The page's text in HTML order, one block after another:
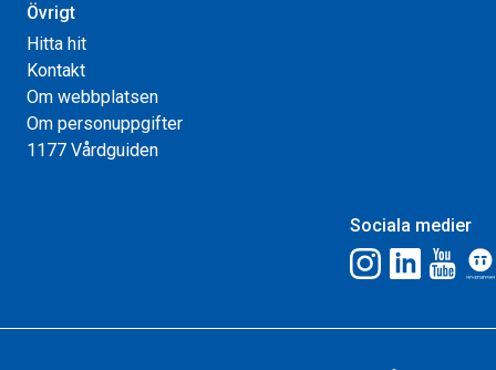
Övrigt
Hitta hit
Kontakt
Om webbplatsen
Om personuppgifter
1177 Vårdguiden
Sociala medier